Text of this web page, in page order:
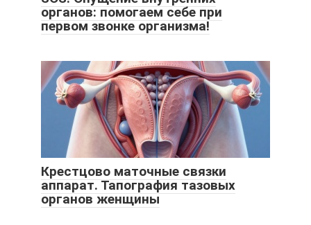
органов: помогаем себе при
первом звонке организма!
Крестцово маточные связки
аппарат. Тапография тазовых
органов женщины